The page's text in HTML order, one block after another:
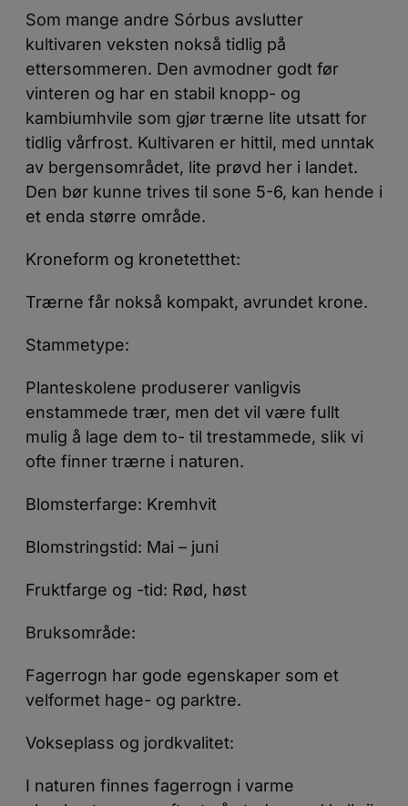
Som mange andre Sórbus avslutter
kultivaren veksten nokså tidlig på
ettersommeren. Den avmodner godt før
vinteren og har en stabil knopp- og
kambiumhvile som gjør trærne lite utsatt for
tidlig vårfrost. Kultivaren er hittil, med unntak
av bergensområdet, lite prøvd her i landet.
Den bør kunne trives til sone 5-6, kan hende i
et enda større område.
Kroneform og kronetetthet:
Trærne får nokså kompakt, avrundet krone.
Stammetype:
Planteskolene produserer vanligvis
enstammede trær, men det vil være fullt
mulig å lage dem to- til trestammede, slik vi
ofte finner trærne i naturen.
Blomsterfarge: Kremhvit
Blomstringstid: Mai – juni
Fruktfarge og -tid: Rød, høst
Bruksområde:
Fagerrogn har gode egenskaper som et
velformet hage- og parktre.
Vokseplass og jordkvalitet:
I naturen finnes fagerrogn i varme